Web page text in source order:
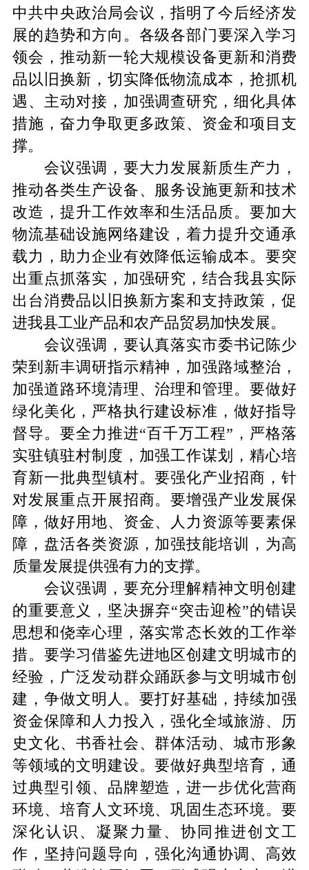
中共中央政治局会议，指明了今后经济发
展的趋势和方向。各级各部门要深入学习
领会，推动新一轮大规模设备更新和消费
品以旧换新，切实降低物流成本，抢抓机
遇、主动对接，加强调查研究，细化具体
措施，奋力争取更多政策、资金和项目支
撑。
会议强调，要大力发展新质生产力，
推动各类生产设备、服务设施更新和技术
改造，提升工作效率和生活品质。要加大
物流基础设施网络建设，着力提升交通承
载力，助力企业有效降低运输成本。要突
出重点抓落实，加强研究，结合我县实际
出台消费品以旧换新方案和支持政策，促
进我县工业产品和农产品贸易加快发展。
会议强调，要认真落实市委书记陈少
荣到新丰调研指示精神，加强路域整治，
加强道路环境清理、治理和管理。要做好
绿化美化，严格执行建设标准，做好指导
督导。要全力推进“百千万工程”，严格落
实驻镇驻村制度，加强工作谋划，精心培
育新一批典型镇村。要强化产业招商，针
对发展重点开展招商。要增强产业发展保
障，做好用地、资金、人力资源等要素保
障，盘活各类资源，加强技能培训，为高
质量发展提供强有力的支撑。
会议强调，要充分理解精神文明创建
的重要意义，坚决摒弃“突击迎检”的错误
思想和侥幸心理，落实常态长效的工作举
措。要学习借鉴先进地区创建文明城市的
经验，广泛发动群众踊跃参与文明城市创
建，争做文明人。要打好基础，持续加强
资金保障和人力投入，强化全域旅游、历
史文化、书香社会、群体活动、城市形象
等领域的文明建设。要做好典型培育，通
过典型引领、品牌塑造，进一步优化营商
环境、培育人文环境、巩固生态环境。要
深化认识、凝聚力量、协同推进创文工
作，坚持问题导向，强化沟通协调、高效